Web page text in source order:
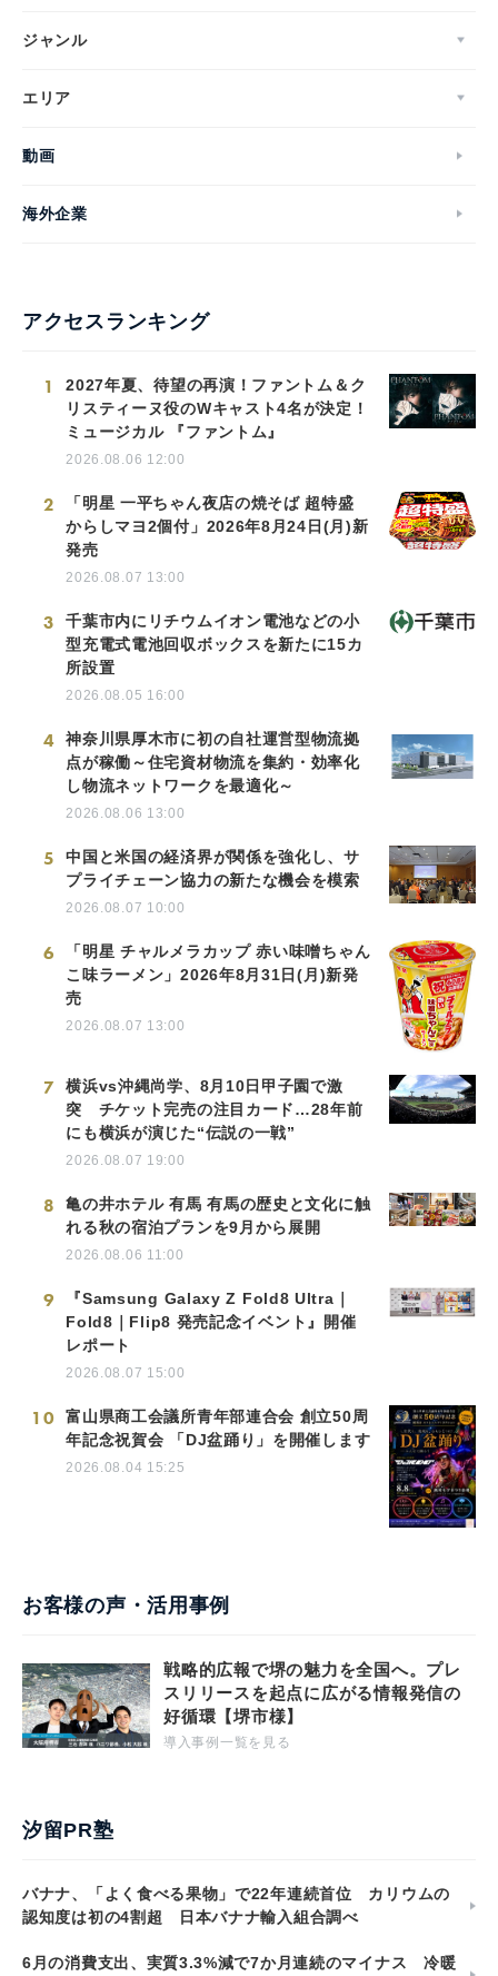
ジャンル
エリア
動画
海外企業
アクセスランキング
1
2027年夏、待望の再演！ファントム＆ク
リスティーヌ役のWキャスト4名が決定！
ミュージカル 『ファントム』
2026.08.06 12:00
2
「明星 一平ちゃん夜店の焼そば 超特盛
からしマヨ2個付」2026年8月24日(月)新
発売
2026.08.07 13:00
3
千葉市内にリチウムイオン電池などの小
型充電式電池回収ボックスを新たに15カ
所設置
2026.08.05 16:00
4
神奈川県厚木市に初の自社運営型物流拠
点が稼働～住宅資材物流を集約・効率化
し物流ネットワークを最適化～
2026.08.06 13:00
5
中国と米国の経済界が関係を強化し、サ
プライチェーン協力の新たな機会を模索
2026.08.07 10:00
6
「明星 チャルメラカップ 赤い味噌ちゃん
こ味ラーメン」2026年8月31日(月)新発
売
2026.08.07 13:00
7
横浜vs沖縄尚学、8月10日甲子園で激
突 チケット完売の注目カード…28年前
にも横浜が演じた“伝説の一戦”
2026.08.07 19:00
8
亀の井ホテル 有馬 有馬の歴史と文化に触
れる秋の宿泊プランを9月から展開
2026.08.06 11:00
9
『Samsung Galaxy Z Fold8 Ultra｜
Fold8｜Flip8 発売記念イベント』開催
レポート
2026.08.07 15:00
10
富山県商工会議所青年部連合会 創立50周
年記念祝賀会 「DJ盆踊り」を開催します
2026.08.04 15:25
お客様の声・活用事例
戦略的広報で堺の魅力を全国へ。プレ
スリリースを起点に広がる情報発信の
好循環【堺市様】
導入事例一覧を見る
汐留PR塾
バナナ、「よく食べる果物」で22年連続首位 カリウムの
認知度は初の4割超 日本バナナ輸入組合調べ
6月の消費支出、実質3.3%減で7か月連続のマイナス 冷暖